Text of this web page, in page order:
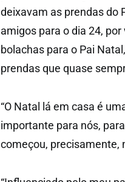
deixavam as prendas do
amigos para o dia 24,
bolachas para o Pai
prendas que quase
“O Natal lá em casa é
importante para nós,
começou, precisamente,